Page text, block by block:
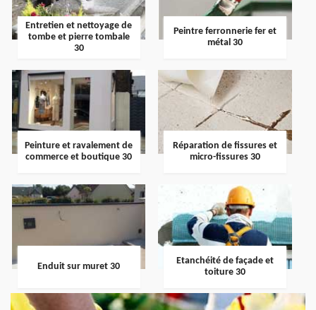
Entretien et nettoyage de
tombe et pierre tombale
30
Peintre ferronnerie fer et
métal 30
Peinture et ravalement de
commerce et boutique 30
Réparation de fissures et
micro-fissures 30
Enduit sur muret 30
Etanchéité de façade et
toiture 30